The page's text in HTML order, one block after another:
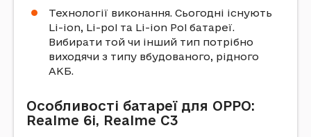
Технології виконання. Сьогодні існують
Li-ion, Li-pol та Li-ion Pol батареї.
Вибирати той чи інший тип потрібно
виходячи з типу вбудованого, рідного
АКБ.
Особливості батареї для OPPO:
Realme 6i, Realme C3